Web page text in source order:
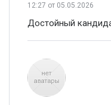
12:27 от 05.05.2026
Достойный